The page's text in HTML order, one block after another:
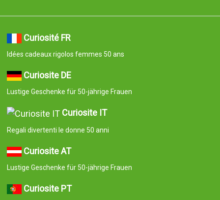
Curiosité FR
Idées cadeaux rigolos femmes 50 ans
Curiosite DE
Lustige Geschenke für 50-jährige Frauen
Curiosite IT
Regali divertenti le donne 50 anni
Curiosite AT
Lustige Geschenke für 50-jährige Frauen
Curiosite PT